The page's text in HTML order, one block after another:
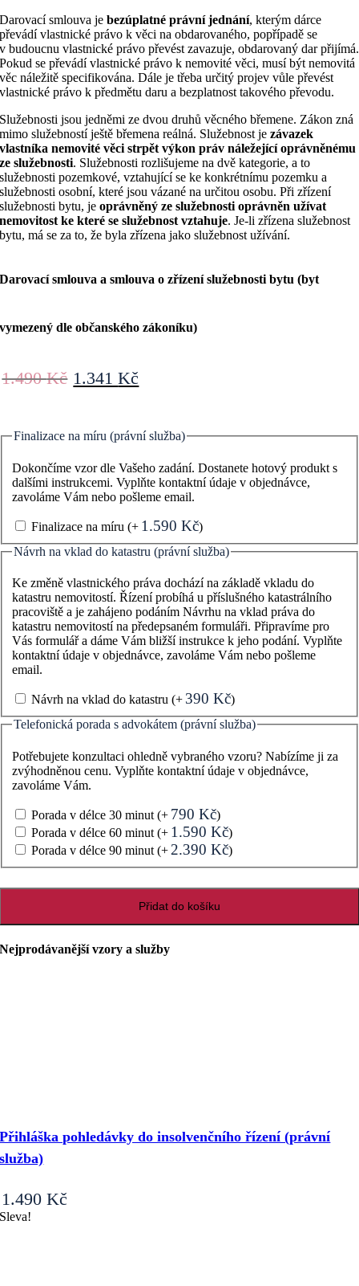
Darovací smlouva jebezúplatné právní jednání, kterým dárce
převádí vlastnické právo k věci na obdarovaného, popřípadě se
v budoucnu vlastnické právo převést zavazuje, obdarovaný dar přijímá.
Pokud se převádí vlastnické právo k nemovité věci, musí být nemovitá
věc náležitě specifikována. Dále je třeba určitý projev vůle převést
vlastnické právo k předmětu daru a bezplatnost takového převodu.
Služebnosti jsou jedněmi ze dvou druhů věcného břemene. Zákon zná
mimo služebností ještě břemena reálná. Služebnost jezávazek
vlastníka nemovité věci strpět výkon práv náležející oprávněnému
ze služebnosti. Služebnosti rozlišujeme na dvě kategorie, a to
služebnosti pozemkové, vztahující se ke konkrétnímu pozemku a
služebnosti osobní, které jsou vázané na určitou osobu. Při zřízení
služebnosti bytu, jeoprávněný ze služebnosti oprávněn užívat
nemovitost ke které se služebnost vztahuje. Je-li zřízena služebnost
bytu, má se za to, že byla zřízena jako služebnost užívání.
Darovací smlouva a smlouva o zřízení služebnosti bytu (byt
vymezený dle občanského zákoníku)
1.490Kč Původní
cena
1.341Kč
cena
Finalizace na míru (právní služba)
Dokončíme vzor dle Vašeho zadání. Dostanete hotový produkt s
dalšími instrukcemi. Vyplňte kontaktní údaje v objednávce,
zavoláme Vám nebo pošleme email.
Finalizace na míru(+ 1.590Kč)
Návrh na vklad do katastru (právní služba)
Ke změně vlastnického práva dochází na základě vkladu do
katastru nemovitostí. Řízení probíhá u příslušného katastrálního
pracoviště a je zahájeno podáním Návrhu na vklad práva do
katastru nemovitostí na předepsaném formuláři. Připravíme pro
Vás formulář a dáme Vám bližší instrukce k jeho podání. Vyplňte
kontaktní údaje v objednávce, zavoláme Vám nebo pošleme
email.
Návrh na vklad do katastru(+ 390Kč)
Telefonická porada s advokátem (právní služba)
Potřebujete konzultaci ohledně vybraného vzoru? Nabízíme ji za
zvýhodněnou cenu. Vyplňte kontaktní údaje v objednávce,
zavoláme Vám.
Porada v délce 30 minut(+ 790Kč)
Porada v délce 60 minut(+ 1.590Kč)
Porada v délce 90 minut(+ 2.390Kč)
Přidat do košíku
Nejprodávanější vzory a služby
Přihláška pohledávky do insolvenčního řízení (právní
služba)
1.490Kč
Sleva!